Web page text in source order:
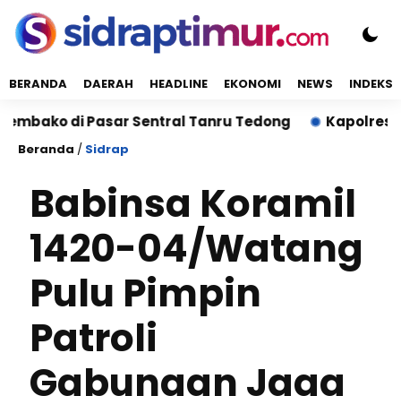
BERANDA DAERAH HEADLINE EKONOMI NEWS INDEKS
di Pasar Sentral Tanru Tedong Kapolres Sidrap
Beranda / Sidrap
Babinsa Koramil
1420-04/Watang
Pulu Pimpin
Patroli
Gabungan Jaga